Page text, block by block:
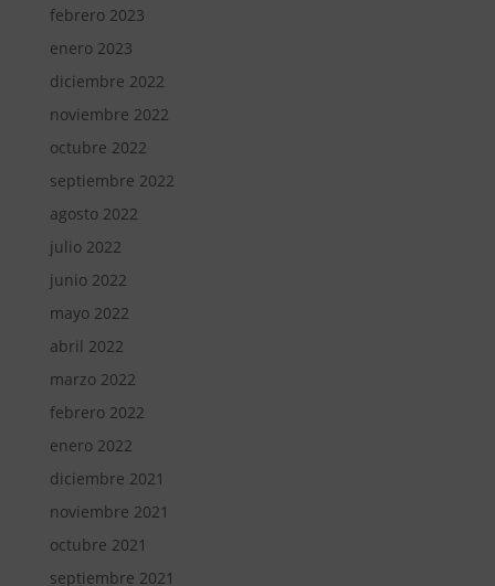
febrero 2023
enero 2023
diciembre 2022
noviembre 2022
octubre 2022
septiembre 2022
agosto 2022
julio 2022
junio 2022
mayo 2022
abril 2022
marzo 2022
febrero 2022
enero 2022
diciembre 2021
noviembre 2021
octubre 2021
septiembre 2021